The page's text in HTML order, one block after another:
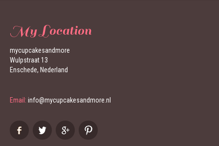
My Location
mycupcakesandmore
Wulpstraat 13
Enschede, Nederland
Email: info@mycupcakesandmore.nl